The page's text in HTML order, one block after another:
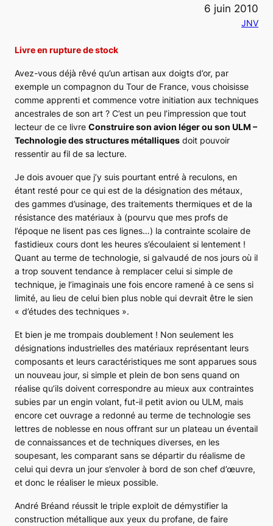
6 juin 2010
JNV
Livre en rupture de stock
Avez-vous déjà rêvé qu’un artisan aux doigts d’or, par
exemple un compagnon du Tour de France, vous choisisse
comme apprenti et commence votre initiation aux techniques
ancestrales de son art ? C’est un peu l’impression que tout
lecteur de ce livre Construire son avion léger ou son ULM –
Technologie des structures métalliques doit pouvoir
ressentir au fil de sa lecture.
Je dois avouer que j’y suis pourtant entré à reculons, en
étant resté pour ce qui est de la désignation des métaux,
des gammes d’usinage, des traitements thermiques et de la
résistance des matériaux à (pourvu que mes profs de
l’époque ne lisent pas ces lignes…) la contrainte scolaire de
fastidieux cours dont les heures s’écoulaient si lentement !
Quant au terme de technologie, si galvaudé de nos jours où il
a trop souvent tendance à remplacer celui si simple de
technique, je l’imaginais une fois encore ramené à ce sens si
limité, au lieu de celui bien plus noble qui devrait être le sien
« d’études des techniques ».
Et bien je me trompais doublement ! Non seulement les
désignations industrielles des matériaux représentant leurs
composants et leurs caractéristiques me sont apparues sous
un nouveau jour, si simple et plein de bon sens quand on
réalise qu’ils doivent correspondre au mieux aux contraintes
subies par un engin volant, fut-il petit avion ou ULM, mais
encore cet ouvrage a redonné au terme de technologie ses
lettres de noblesse en nous offrant sur un plateau un éventail
de connaissances et de techniques diverses, en les
soupesant, les comparant sans se départir du réalisme de
celui qui devra un jour s’envoler à bord de son chef d’œuvre,
et donc le réaliser le mieux possible.
André Bréand réussit le triple exploit de démystifier la
construction métallique aux yeux du profane, de faire